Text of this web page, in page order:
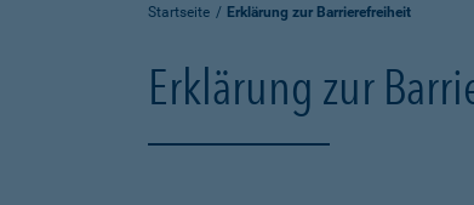
Startseite Erklärung zur Barrierefreiheit
Erklärung zur